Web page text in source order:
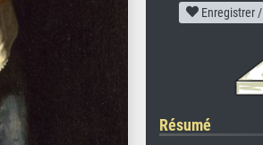
Enregistrer
Résumé